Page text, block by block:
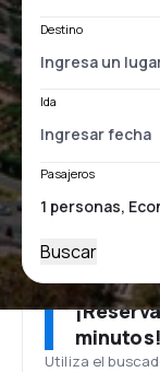
Destino
Ida
Pasajeros
Buscar
minutos!
Utiliza el